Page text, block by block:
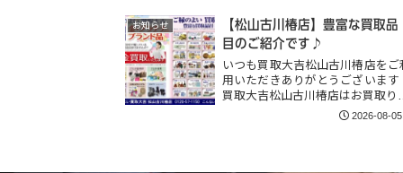
お知らせ
【松山古川椿店】豊富な買取品
目のご紹介です♪
いつも買取大吉松山古川椿店をご
用いただきありがとうございます
買取大吉松山古川椿店はお買取
2026-08-05